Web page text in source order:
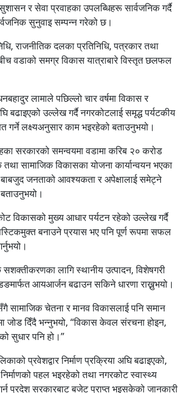
र सेवा प्रवाहका उपलब्धिहरू सार्वजनिक गर्दै
सुनुवाइ सम्पन्न गरेको छ।
राजनीतिक दलका प्रतिनिधि, पत्रकार तथा
वडाको समग्र विकास यात्राबारे विस्तृत छलफल
लामाले पछिल्लो चार वर्षमा विकास र
उल्लेख गर्दै नगरकोटलाई समृद्ध पर्यटकीय
गर्ने लक्ष्यअनुसार काम भइरहेको बताउनुभयो।
सरकारको समन्वयमा वडामा करिब २० करोड
तथा सामाजिक विकासका योजना कार्यान्वयन भएका
जनताको आवश्यकता र अपेक्षालाई समेट्ने
विकासको मुख्य आधार पर्यटन रहेको उल्लेख गर्दै
बनाउने प्रयास भए पनि पूर्ण रूपमा सफल
लागि स्थानीय उत्पादन, विशेषगरी
आयआर्जन बढाउन सकिने धारणा राख्नुभयो।
सामाजिक चेतना र मानव विकासलाई पनि समान
जोड दिँदै भन्नुभयो, “विकास केवल संरचना होइन,
सुधार पनि हो।”
प्रवेशद्वार निर्माण प्रक्रिया अघि बढाइएको,
पहल भइरहेको तथा नगरकोट स्वास्थ्य
प्रदेश सरकारबाट बजेट प्राप्त भइसकेको जानकारी